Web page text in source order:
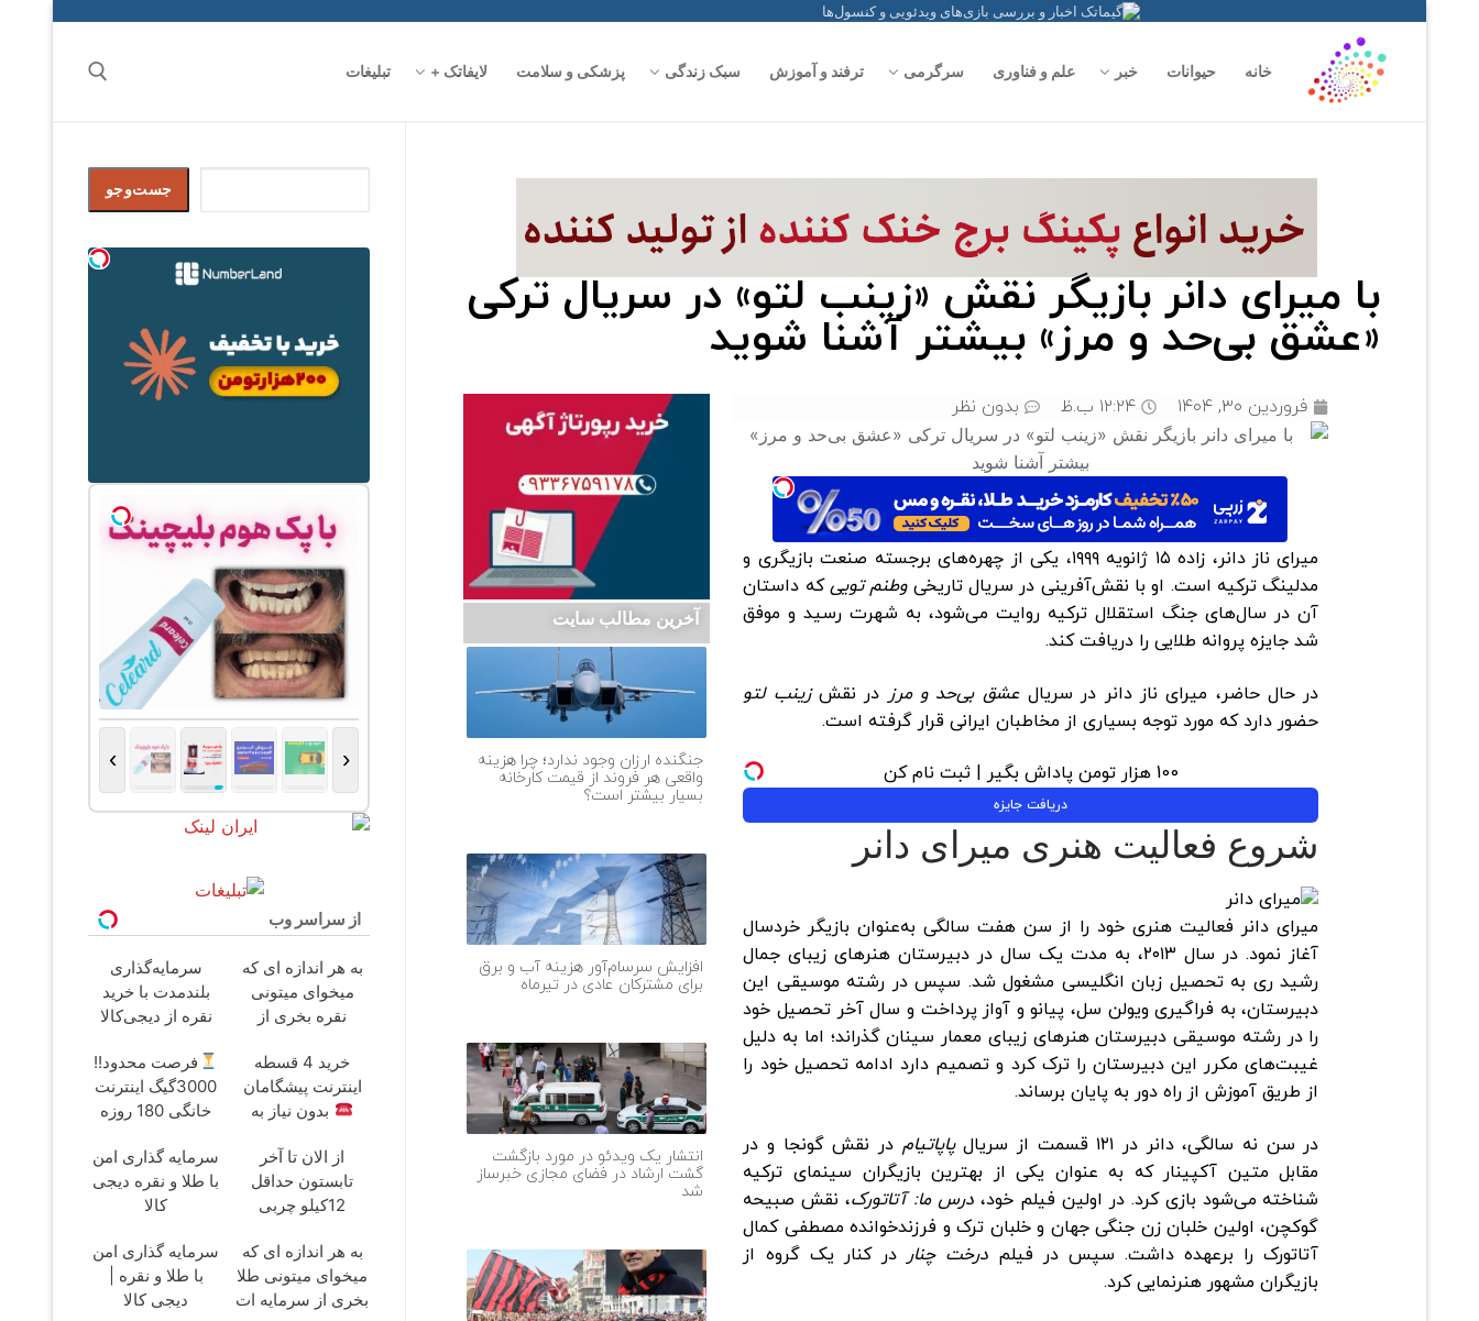
خانه حیوانات خبر علم و فناوری سرگرمی ترفند و آموزش سبک زندگی پزشکی و سلامت لایفاتک + تبلیغات
با میرای دانر بازیگر نقش «زینب لتو» در سریال ترکی
«عشق بی‌حد و مرز» بیشتر آشنا شوید
آخرین مطالب سایت
جنگنده ارزان وجود ندارد؛ چرا هزینه
واقعی هر فروند از قیمت کارخانه
بسیار بیشتر است؟
افزایش سرسام‌آور هزینه آب و برق
برای مشترکان عادی در تیرماه
انتشار یک ویدئو در مورد بازگشت
گشت ارشاد در فضای مجازی خبرساز
شد
فروردین ۳۰, ۱۴۰۴ ۱۲:۲۴ ب.ظ بدون نظر
میرای ناز دانر، زاده ۱۵ ژانویه ۱۹۹۹، یکی از چهره‌های برجسته صنعت بازیگری و
مدلینگ ترکیه است. او با نقش‌آفرینی در سریال تاریخیوطنم توییکه داستان
آن در سال‌های جنگ استقلال ترکیه روایت می‌شود، به شهرت رسید و موفق
شد جایزه پروانه طلایی را دریافت کند.
در حال حاضر، میرای ناز دانر در سریالعشق بی‌حد و مرز در نقشزینب لتو
حضور دارد که مورد توجه بسیاری از مخاطبان ایرانی قرار گرفته است.
100 هزار تومن پاداش بگیر | ثبت نام کن
دریافت جایزه
شروع فعالیت هنری میرای دانر
میرای دانر فعالیت هنری خود را از سن هفت سالگی به‌عنوان بازیگر خردسال
آغاز نمود. در سال ۲۰۱۳، به مدت یک سال در دبیرستان هنرهای زیبای جمال
رشید ری به تحصیل زبان انگلیسی مشغول شد. سپس در رشته موسیقی این
دبیرستان، به فراگیری ویولن سل، پیانو و آواز پرداخت و سال آخر تحصیل خود
را در رشته موسیقی دبیرستان هنرهای زیبای معمار سینان گذراند؛ اما به دلیل
غیبت‌های مکرر این دبیرستان را ترک کرد و تصمیم دارد ادامه تحصیل خود را
از طریق آموزش از راه دور به پایان برساند.
در سن نه سالگی، دانر در ۱۲۱ قسمت از سریال پاپاتیام در نقش گونجا و در
مقابل متین آکپینار که به عنوان یکی از بهترین بازیگران سینمای ترکیه
شناخته می‌شود بازی کرد. در اولین فیلم خود، درس ما: آتاتورک، نقش صبیحه
گوکچن، اولین خلبان زن جنگی جهان و خلبان ترک و فرزندخوانده مصطفی کمال
آتاتورک را برعهده داشت. سپس در فیلم درخت چنار در کنار یک گروه از
بازیگران مشهور هنرنمایی کرد.
جست‌وجو
‹
›
از سراسر وب
به هر اندازه ای که
میخوای میتونی
نقره بخری از
محافظت کنی
سرمایه‌گذاری
بلندمدت با خرید
نقره از دیجی‌کالا
خرید 4 قسطه
اینترنت پیشگامان
بدون نیاز به
فرصت محدود!!
3000گیگ اینترنت
خانگی 180 روزه
هزارتومان!!
از الان تا آخر
تابستون حداقل
12کیلو چربی
سرمایه گذاری امن
با طلا و نقره دیجی
کالا
به هر اندازه ای که
میخوای میتونی طلا
بخری از سرمایه ات
سرمایه گذاری امن
با طلا و نقره |
دیجی کالا